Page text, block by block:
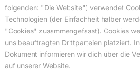
folgenden: "Die Website") verwendet
Technologien (der Einfachheit halber
"Cookies" zusammengefasst). Cookies
uns beauftragten Drittparteien platziert.
Dokument informieren wir dich über die
auf unserer Website.